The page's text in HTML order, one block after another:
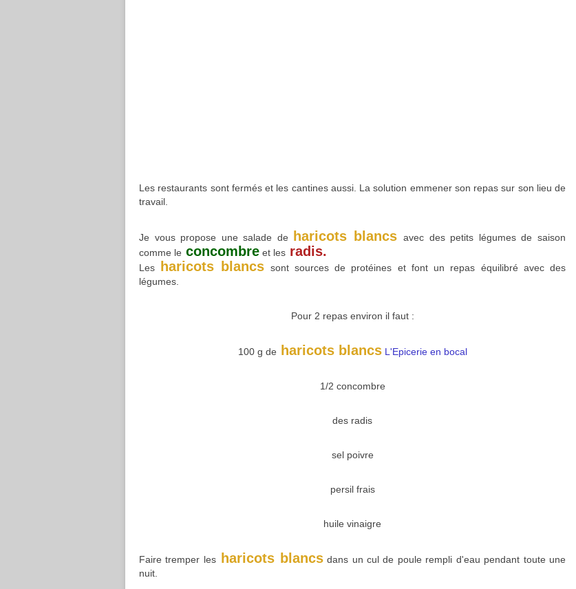
Les restaurants sont fermés et les cantines aussi. La solution emmener son repas sur son lieu de
travail.
Je vous propose une salade de haricots blancsavec des petits légumes de saison
comme le concombre et les radis.
Les haricots blancs sont sources de protéines et font un repas équilibré avec des
légumes.
Pour 2 repas environ il faut :
100 g de haricots blancsL'Epicerie en bocal
1/2 concombre
des radis
sel poivre
persil frais
huile vinaigre
Faire tremper lesharicots blancsdans un cul de poule rempli d'eau pendant toute une
nuit.